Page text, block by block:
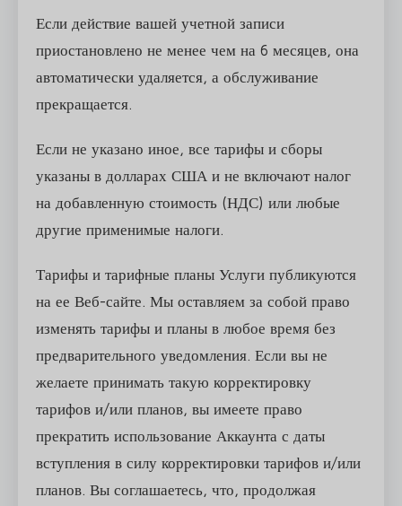
Если действие вашей учетной записи
приостановлено не менее чем на 6 месяцев, она
автоматически удаляется, а обслуживание
прекращается.
Если не указано иное, все тарифы и сборы
указаны в долларах США и не включают налог
на добавленную стоимость (НДС) или любые
другие применимые налоги.
Тарифы и тарифные планы Услуги публикуются
на ее Веб-сайте. Мы оставляем за собой право
изменять тарифы и планы в любое время без
предварительного уведомления. Если вы не
желаете принимать такую корректировку
тарифов и/или планов, вы имеете право
прекратить использование Аккаунта с даты
вступления в силу корректировки тарифов и/или
планов. Вы соглашаетесь, что, продолжая